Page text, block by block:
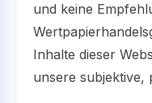
und keine
Inhalte dieser
unsere subjektive,